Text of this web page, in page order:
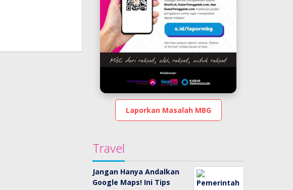
Laporkan Masalah MBG
Travel
Jangan Hanya Andalkan
Google Maps! Ini Tips